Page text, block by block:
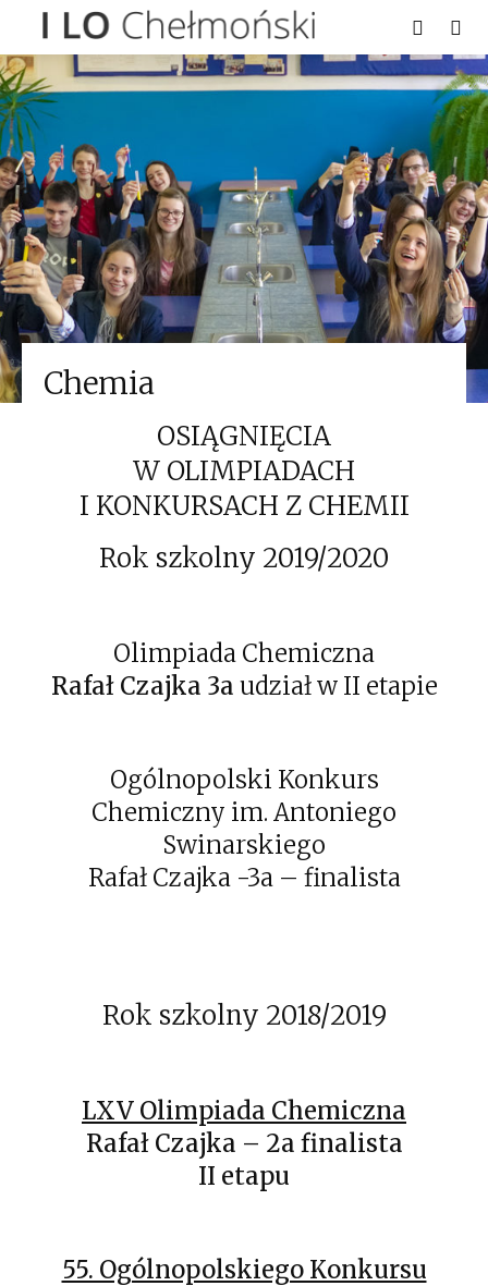
Chemia
OSIĄGNIĘCIA
W OLIMPIADACH
I KONKURSACH Z CHEMII
Rok szkolny 2019/2020
Olimpiada Chemiczna
Rafał Czajka 3a udział w II etapie
Ogólnopolski Konkurs
Chemiczny im. Antoniego
Swinarskiego
Rafał Czajka -3a – finalista
Rok szkolny 2018/2019
LXV Olimpiada Chemiczna
Rafał Czajka – 2a finalista
II etapu
55. Ogólnopolskiego Konkursu